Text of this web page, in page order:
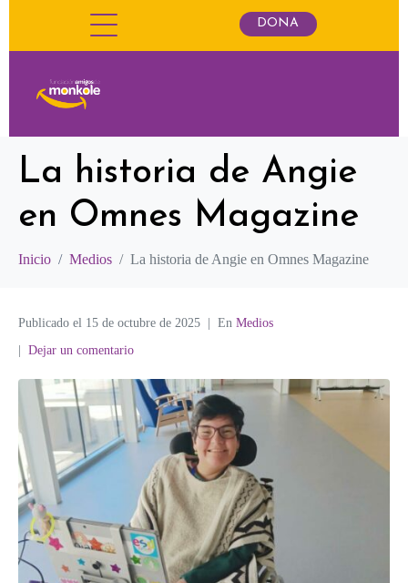
DONA
La historia de Angie
en Omnes Magazine
Inicio Medios La historia de Angie en Omnes Magazine
Publicado el 15 de octubre de 2025 En Medios
Dejar un comentario